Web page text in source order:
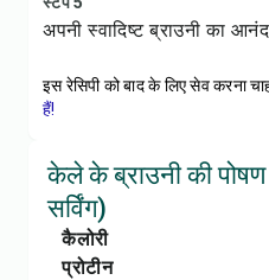
अपनी स्वादिष्ट ब्राउनी का
इस रेसिपी को बाद के लिए सेव करना
हैं!
केले के ब्राउनी की पोषण
सर्विंग)
कैलोरी
प्रोटीन